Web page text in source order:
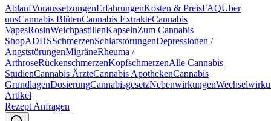
AblaufVoraussetzungenErfahrungenKosten & PreisFAQÜber
unsCannabis BlütenCannabis ExtrakteCannabis
VapesRosinWeichpastillenKapselnZum Cannabis
ShopADHSSchmerzenSchlafstörungenDepressionen /
AngststörungenMigräneRheuma /
ArthroseRückenschmerzenKopfschmerzenAlle Cannabis
StudienCannabis ÄrzteCannabis ApothekenCannabis
GrundlagenDosierungCannabisgesetzNebenwirkungen
Artikel
Rezept Anfragen